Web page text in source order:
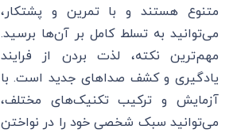
متنوع هستند و با تمرین و پشتکار،
می‌توانید به تسلط کامل بر آن‌ها برسید.
مهم‌ترین نکته، لذت بردن از فرایند
یادگیری و کشف صداهای جدید است. با
آزمایش و ترکیب تکنیک‌های مختلف،
می‌توانید سبک شخصی خود را در نواختن